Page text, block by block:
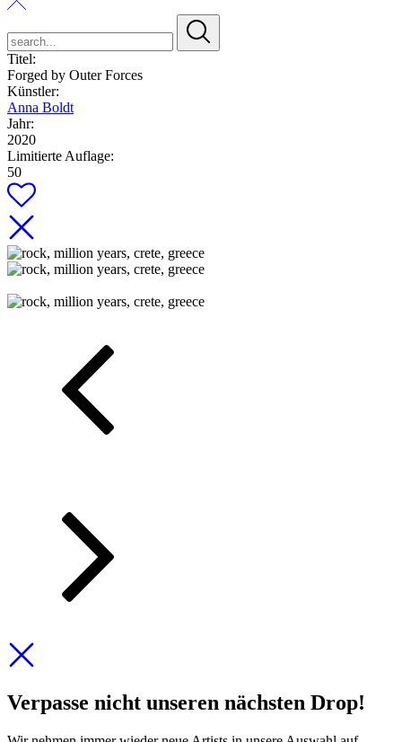
Titel:
Forged by Outer Forces
Künstler:
Anna Boldt
Jahr:
2020
Limitierte Auflage:
50
Verpasse nicht unseren nächsten Drop!